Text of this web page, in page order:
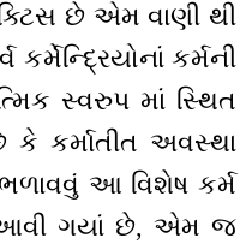
છે એમ વાણી થી
કર્મની
સ્વરુપ માં સ્થિત
કર્માતીત અવસ્થા
આ વિશેષ કર્મ
ગયાં છે, એમ જ